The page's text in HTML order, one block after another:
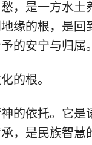
，是一方水土
缘的根，是回
的安宁与归属。
的根。
的依托。它是
，是民族智慧